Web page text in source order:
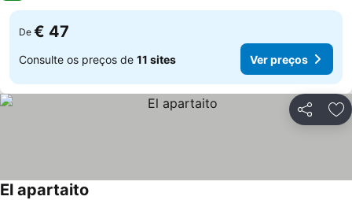
De € 47
Consulte os preços de 11 sites Ver preços
Partilhar
El apartaito